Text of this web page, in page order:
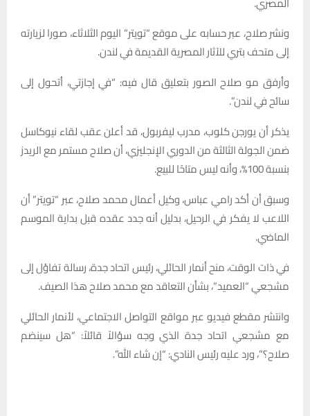
ونشر صلاح، عبر حسابه على موقع “تويتر” اليوم الثلاثاء، صورا لزيارته
إلى متحف بتري للآثار المصرية القديمة في لندن.
وأرفق مو صلاح الصور بتعليق قال فيه: “في إجازتي، أتحول إلى
سائح في لندن”.
يذكر أن يورجن كلوب، مدرب ليفربول، قد أعلن عقب لقاء نيوكاسل
ضمن الجولة الثالثة من الدوري الإنجليزي، أن صلاح مستمر مع الريدز
بنسبة 100%، وأنه ليس متاحًا للبيع.
وسبق أن أكد رامي عباس، وكيل أعمال محمد صلاح، عبر “تويتر” أن
اللاعب لا يفكر في الرحيل، بدليل أنه جدد عقده قبل بداية الموسم
الماضي.
في ذات الوقت، منح أنمار الحائلي، رئيس اتحاد جدة، رسالة تفاؤل إلى
مشجعي “العميد”، بشأن التعاقد مع محمد صلاح هذا الصيف.
وانتشر مقطع فيديو عبر مواقع التواصل الاجتماعي، لأنمار الحائلي
مع مشجعي اتحاد جدة الذي وجه سؤالاً قائلاً: “هل سينضم
صلاح؟”، ورد عليه رئيس النادي: “إن شاء الله”.